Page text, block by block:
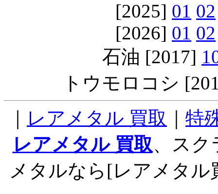
[2025] 01 02
[2026] 01 02
石油 [2017]
トウモロコシ
レアメタル 買取
特
レアメタル 買取、スク
メタルなら[レアメタ